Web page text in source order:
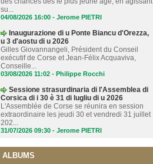
su...
04/08/2026 16:00 - Jerome PIETRI
Inaugurazione di u Ponte Biancu d'Orezza,
u 3 d'aostu di u 2026
Gilles Giovannangeli, Président du Conseil
exécutif de Corse et Jean-Félix Acquaviva,
Conseille...
03/08/2026 11:02 - Philippe Rocchi
Sessione strasurdinaria di l'Assemblea di
Corsica di i 30 è 31 di lugliu di u 2026
L'Assemblée de Corse se réunira en session
extraordinaire les jeudi 30 et vendredi 31 juillet
202...
31/07/2026 09:30 - Jerome PIETRI
ALBUMS